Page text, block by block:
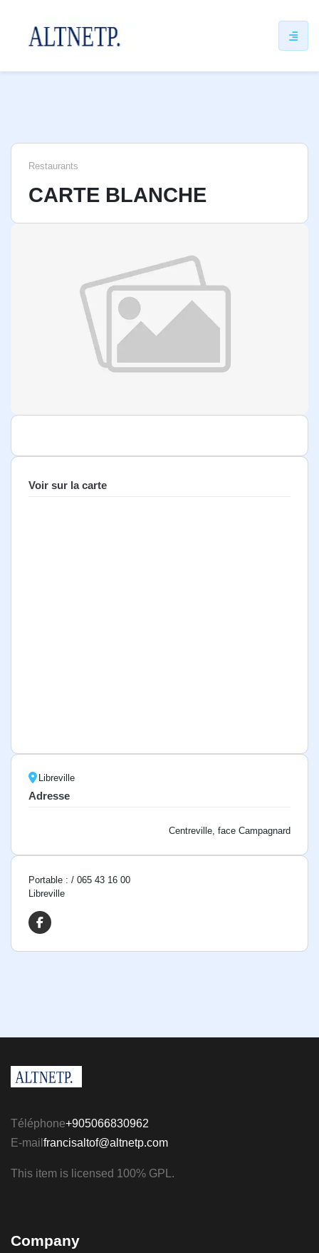
Restaurants
CARTE BLANCHE
Voir sur la carte
Libreville
Adresse
Centreville, face Campagnard
Portable : / 065 43 16 00
Libreville
Téléphone+905066830962
E-mail francisaltof@altnetp.com
This item is licensed 100% GPL.
Company